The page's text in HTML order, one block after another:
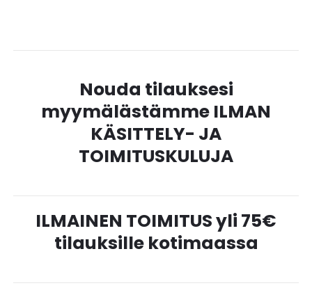
Nouda tilauksesi
myymälästämme ILMAN
KÄSITTELY- JA
TOIMITUSKULUJA
ILMAINEN TOIMITUS yli 75€
tilauksille kotimaassa